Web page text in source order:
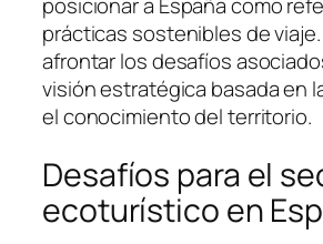
posicionar a España como
prácticas sostenibles de
afrontar los desafíos
visión estratégica basada en
el conocimiento del territorio.
Desafíos para el
ecoturístico en